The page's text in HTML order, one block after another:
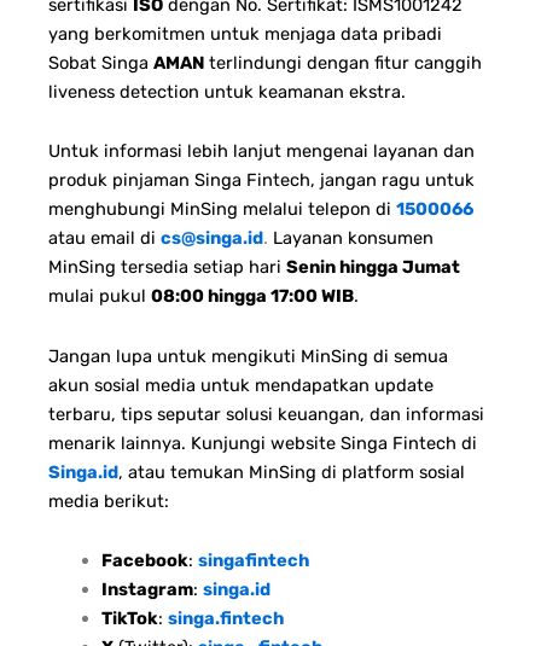
sertifikasi ISO dengan No. Sertifikat: ISMS1001242
yang berkomitmen untuk menjaga data pribadi
Sobat Singa AMAN terlindungi dengan fitur canggih
liveness detection untuk keamanan ekstra.
Untuk informasi lebih lanjut mengenai layanan dan
produk pinjaman Singa Fintech, jangan ragu untuk
menghubungi MinSing melalui telepon di 1500066
atau email di cs@singa.id. Layanan konsumen
MinSing tersedia setiap hari Senin hingga Jumat
mulai pukul 08:00 hingga 17:00 WIB.
Jangan lupa untuk mengikuti MinSing di semua
akun sosial media untuk mendapatkan update
terbaru, tips seputar solusi keuangan, dan informasi
menarik lainnya. Kunjungi website Singa Fintech di
Singa.id, atau temukan MinSing di platform sosial
media berikut:
Facebook: singafintech
Instagram: singa.id
TikTok: singa.fintech